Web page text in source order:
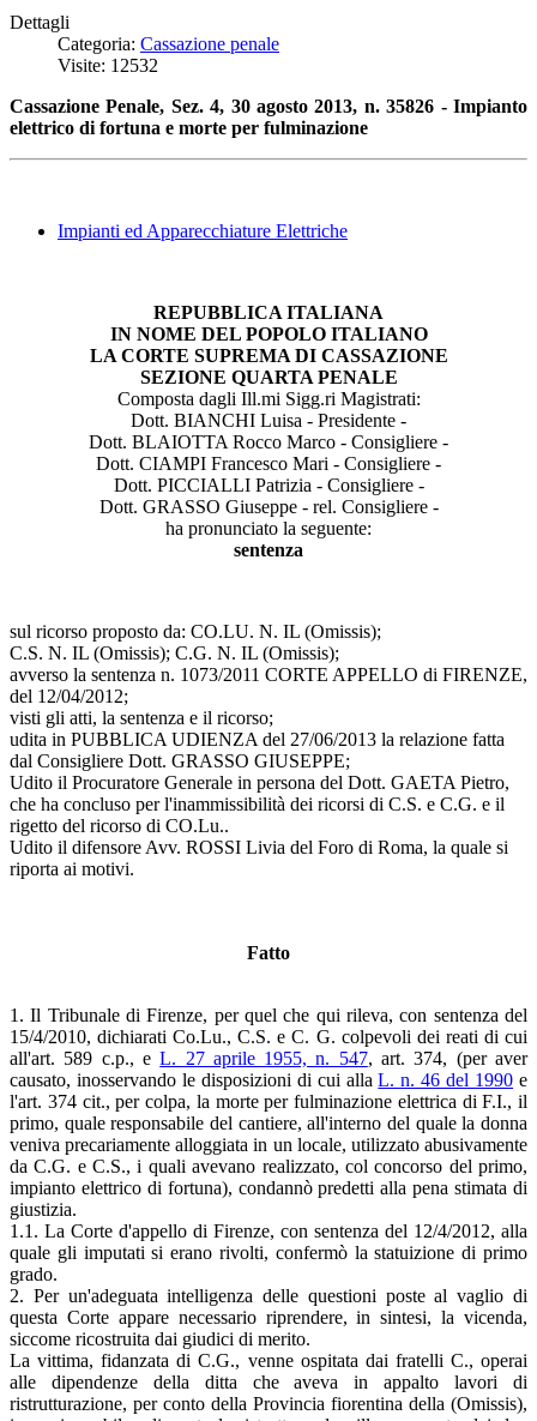
Dettagli
Categoria: Cassazione penale
Visite: 12532
Cassazione Penale, Sez. 4, 30 agosto 2013, n. 35826 - Impianto
elettrico di fortuna e morte per fulminazione
Impianti ed Apparecchiature Elettriche
REPUBBLICA ITALIANA
IN NOME DEL POPOLO ITALIANO
LA CORTE SUPREMA DI CASSAZIONE
SEZIONE QUARTA PENALE
Composta dagli Ill.mi Sigg.ri Magistrati:
Dott. BIANCHI Luisa - Presidente -
Dott. BLAIOTTA Rocco Marco - Consigliere -
Dott. CIAMPI Francesco Mari - Consigliere -
Dott. PICCIALLI Patrizia - Consigliere -
Dott. GRASSO Giuseppe - rel. Consigliere -
ha pronunciato la seguente:
sentenza
sul ricorso proposto da: CO.LU. N. IL (Omissis);
C.S. N. IL (Omissis); C.G. N. IL (Omissis);
avverso la sentenza n. 1073/2011 CORTE APPELLO di FIRENZE,
del 12/04/2012;
visti gli atti, la sentenza e il ricorso;
udita in PUBBLICA UDIENZA del 27/06/2013 la relazione fatta
dal Consigliere Dott. GRASSO GIUSEPPE;
Udito il Procuratore Generale in persona del Dott. GAETA Pietro,
che ha concluso per l'inammissibilità dei ricorsi di C.S. e C.G. e il
rigetto del ricorso di CO.Lu..
Udito il difensore Avv. ROSSI Livia del Foro di Roma, la quale si
riporta ai motivi.
Fatto
1. Il Tribunale di Firenze, per quel che qui rileva, con sentenza del
15/4/2010, dichiarati Co.Lu., C.S. e C. G. colpevoli dei reati di cui
all'art. 589 c.p., eL. 27 aprile 1955, n. 547, art. 374, (per aver
causato, inosservando le disposizioni di cui allaL. n. 46 del 1990 e
l'art. 374 cit., per colpa, la morte per fulminazione elettrica di F.I., il
primo, quale responsabile del cantiere, all'interno del quale la donna
veniva precariamente alloggiata in un locale, utilizzato abusivamente
da C.G. e C.S., i quali avevano realizzato, col concorso del primo,
impianto elettrico di fortuna), condannò predetti alla pena stimata di
giustizia.
1.1. La Corte d'appello di Firenze, con sentenza del 12/4/2012, alla
quale gli imputati si erano rivolti, confermò la statuizione di primo
grado.
2. Per un'adeguata intelligenza delle questioni poste al vaglio di
questa Corte appare necessario riprendere, in sintesi, la vicenda,
siccome ricostruita dai giudici di merito.
La vittima, fidanzata di C.G., venne ospitata dai fratelli C., operai
alle dipendenze della ditta che aveva in appalto lavori di
ristrutturazione, per conto della Provincia fiorentina della (Omissis),